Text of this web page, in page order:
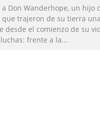
Don Wanderhope, un hijo
trajeron de su tierra una
desde el comienzo de su
frente a la...